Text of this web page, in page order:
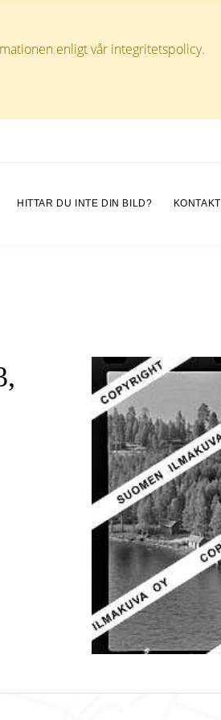
enligt vår integritetspolicy.
HITTAR DU INTE DIN BILD? KONTAKT